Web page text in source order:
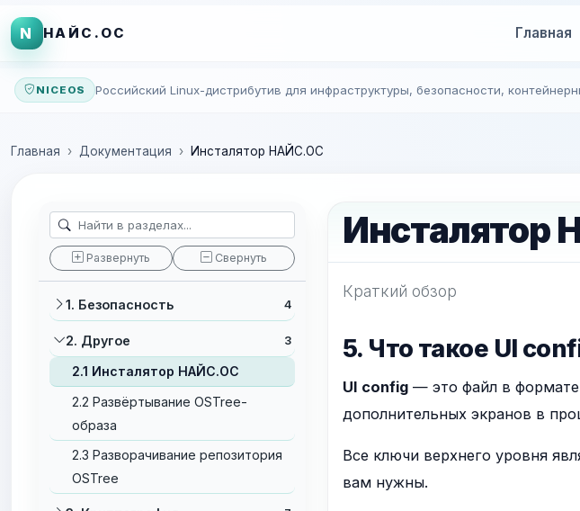
N НАЙС.ОС Главная
NICEOS Российский Linux-дистрибутив для инфраструктуры, безопасности,
Главная Документация Инсталятор НАЙС.ОС
Развернуть Свернуть
1. Безопасность 4
2. Другое 3
2.1 Инсталятор НАЙС.ОС
2.2 Развёртывание OSTree-
образа
2.3 Разворачивание репозитория
OSTree
Инсталятор
Краткий обзор
5. Что такое UI
UI config— это файл в формате
дополнительных экранов в
Все ключи верхнего уровня
вам нужны.